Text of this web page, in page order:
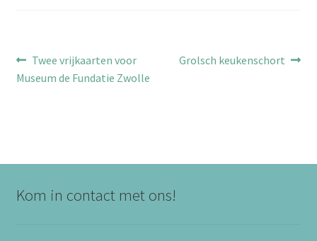
Bericht
navigatie
Vorig
bericht:
Twee vrijkaarten voor
Museum de Fundatie Zwolle
Volgend
Grolsch keukenschort
Kom in contact met ons!